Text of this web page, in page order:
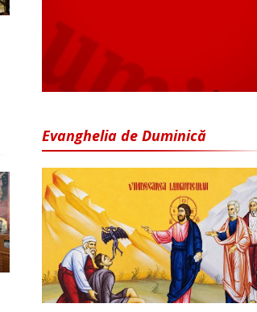
Evanghelia de Duminică